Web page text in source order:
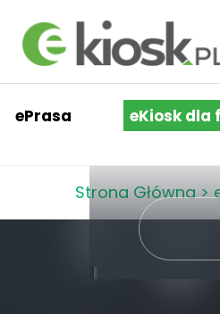
ePrasa eKiosk dla
Strona Główna >